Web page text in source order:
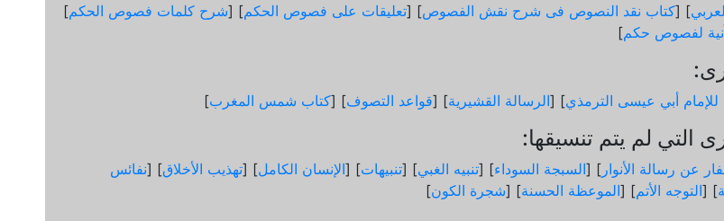
] [كتاب نقد النصوص فى شرح نقش الفصوص] [تعليقات على فصوص الحكم] [شرح كلمات فصوص الحكم]
لفصوص حكم]
للإمام أبي عيسى الترمذي] [الرسالة القشيرية] [قواعد التصوف] [كتاب شمس المغرب]
التي لم يتم تنسيقها:
عن رسالة الأنوار ] [السبجة السوداء] [تنبيه الغبي] [تنبيهات] [الإنسان الكامل] [تهذيب الأخلاق] [نفائس
] [التوجه الأتم] [الموعظة الحسنة] [شجرة الكون]